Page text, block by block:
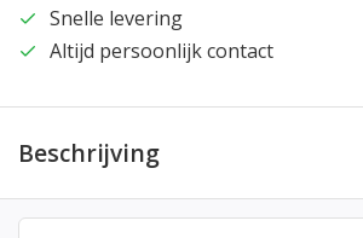
Snelle levering
Altijd persoonlijk contact
Beschrijving